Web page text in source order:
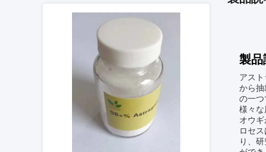
製品
アス
から
の一つ
様々な
オウ
ロセ
り、